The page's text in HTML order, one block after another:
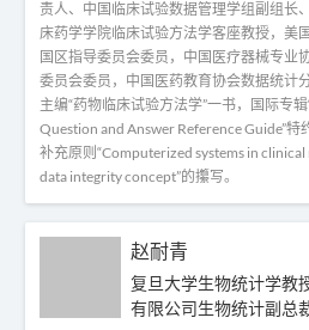
责人、中国临床试验数据管理学组副组长
床药学学院临床试验方法学客座教授，美
国区指导委员会委员，中国医疗器械专业
委员会委员，中国医药教育协会数据统计
主编“药物临床试验方法学”一书，国际专
Question and Answer Reference Guide”
补充原则“Computerized systems in
data integrity concept”的攥写。
赵耐青
复旦大学生物统计学教
有限公司生物统计副总